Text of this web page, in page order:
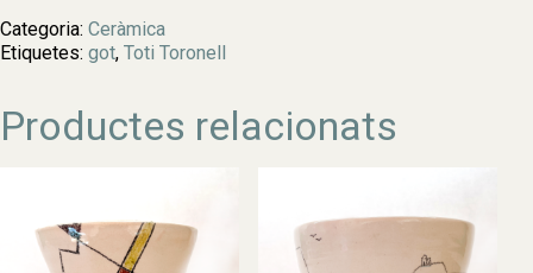
petit
n.26
Categoria: Ceràmica
Etiquetes: got, Toti Toronell
Productes relacionats